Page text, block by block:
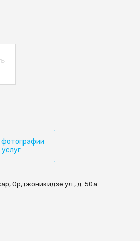
Орджоникидзе ул., д. 50а